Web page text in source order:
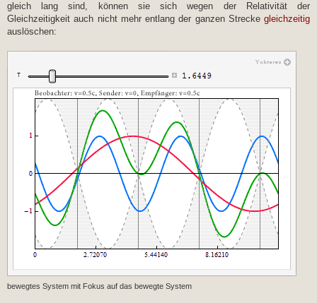
gleich lang sind, können sie sich wegen der Relativität der
Gleichzeitigkeit auch nicht mehr entlang der ganzen Strecke gleichzeitig
auslöschen:
bewegtes System mit Fokus auf das bewegte System